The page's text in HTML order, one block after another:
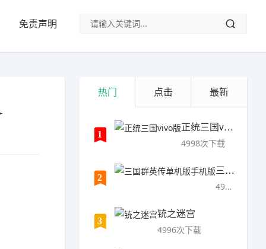
免责声明
热门 点击 最新
1
正统三国vivo版
4998次下载
2
三国群英传单机版手机版
4997次下载
3
铳之迷宫
4996次下载